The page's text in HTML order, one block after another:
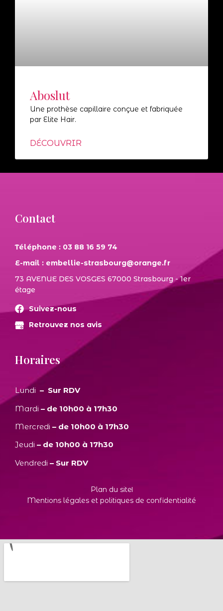
Aboslut
Une prothèse capillaire conçue et fabriquée
par Elite Hair.
DÉCOUVRIR
Contact
Téléphone : 03 88 16 59 74
E-mail : embellie-strasbourg@orange.fr
73 AVENUE DES VOSGES 67000 Strasbourg - 1er
étage
Suivez-nous
Retrouvez nos avis
Horaires
Lundi – Sur RDV
Mardi – de 10h00 à 17h30
Mercredi – de 10h00 à 17h30
Jeudi – de 10h00 à 17h30
Vendredi – Sur RDV
Plan du site
Mentions légales et politiques de confidentialité